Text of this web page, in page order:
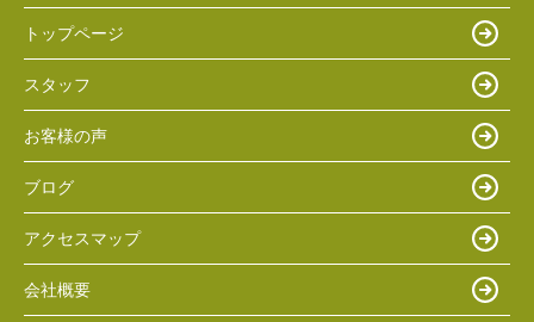
トップページ
スタッフ
お客様の声
ブログ
アクセスマップ
会社概要